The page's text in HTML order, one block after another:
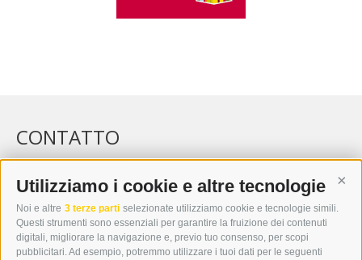
Utilizziamo i cookie e altre tecnologie
Noi e altre 3 terze parti selezionate utilizziamo cookie e tecnologie simili.
Questi strumenti sono essenziali per garantire la fruizione dei contenuti
digitali, migliorare la navigazione e, previo tuo consenso, per scopi
pubblicitari. Ad esempio, potremmo utilizzare i tuoi dati per le seguenti
CONTATTO
WIPP-MEDIA GMBH
DER ERKER
I-39049 VIPITENO
TEL.: +39 0472 766876